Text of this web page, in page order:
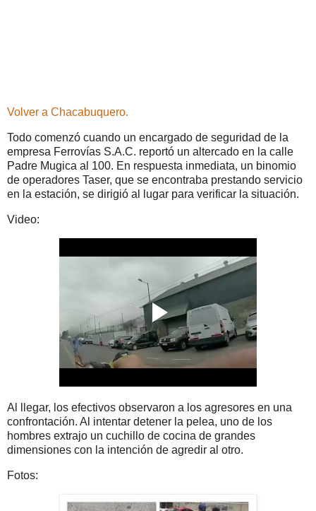
Volver a Chacabuquero.
Todo comenzó cuando un encargado de seguridad de la
empresa Ferrovías S.A.C. reportó un altercado en la calle
Padre Mugica al 100. En respuesta inmediata, un binomio
de operadores Taser, que se encontraba prestando servicio
en la estación, se dirigió al lugar para verificar la situación.
Video:
Al llegar, los efectivos observaron a los agresores en una
confrontación. Al intentar detener la pelea, uno de los
hombres extrajo un cuchillo de cocina de grandes
dimensiones con la intención de agredir al otro.
Fotos: